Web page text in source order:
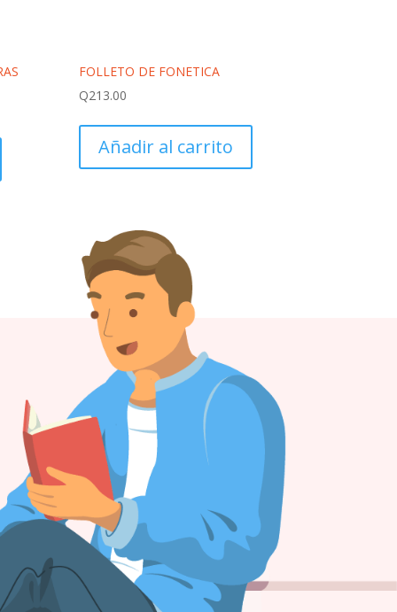
FOLLETO DE FONETICA
Q213.00
Añadir al carrito